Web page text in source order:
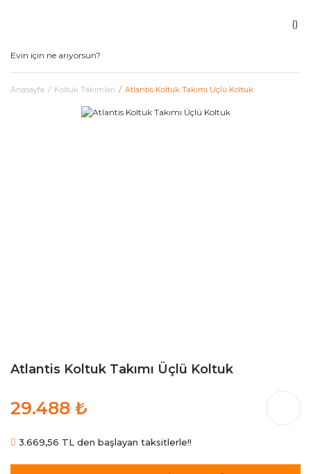
Anasayfa Koltuk Takımları Atlantis Koltuk Takımı Üçlü Koltuk
Atlantis Koltuk Takımı Üçlü Koltuk
29.488 ₺
3.669,56 TL den başlayan taksitlerle!!